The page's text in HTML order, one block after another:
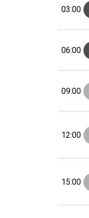
03:00
06:00
09:00
12:00
15:00